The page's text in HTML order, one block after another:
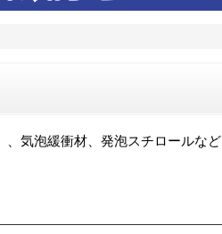
気泡緩衝材、発泡スチロールなど